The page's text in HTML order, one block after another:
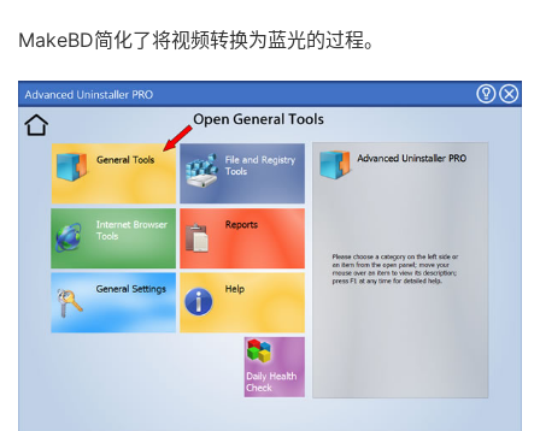
MakeBD简化了将视频转换为蓝光的过程。